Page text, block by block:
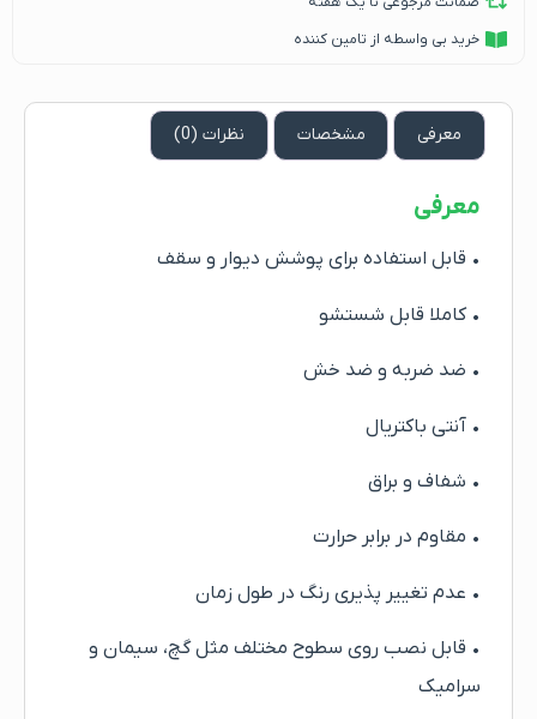
خرید بی واسطه از تامین کننده
معرفی مشخصات نظرات (0)
معرفی
• قابل استفاده برای پوشش دیوار و سقف
• کاملا قابل شستشو
• ضد ضربه و ضد خش
• آنتی باکتریال
• شفاف و براق
• مقاوم در برابر حرارت
• عدم تغییر پذیری رنگ در طول زمان
• قابل نصب روی سطوح مختلف مثل گچ، سیمان و
سرامیک